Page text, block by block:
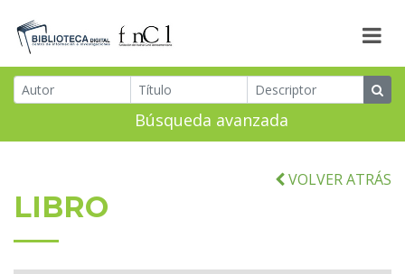
Búsqueda avanzada
VOLVER ATRÁS
LIBRO